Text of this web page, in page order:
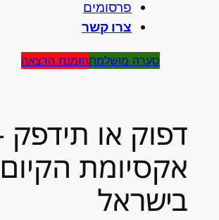
פרסומים
צרו קשר
סערה מושלמתהזמנת הרצאה
דפוק או תידפק –
אקסיומת הקיום
בישראל